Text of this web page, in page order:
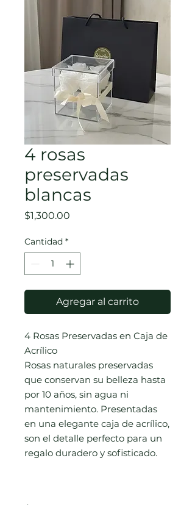
4 rosas
preservadas
blancas
$1,300.00
Cantidad *
Agregar al carrito
4 Rosas Preservadas en Caja de
Acrílico
Rosas naturales preservadas
que conservan su belleza hasta
por 10 años, sin agua ni
mantenimiento. Presentadas
en una elegante caja de acrílico,
son el detalle perfecto para un
regalo duradero y sofisticado.